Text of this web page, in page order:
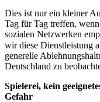
Dies ist nur ein kleiner
Tag für Tag treffen,
sozialen Netzwerken
wir diese Dienstleistung
generelle
Deutschland zu
Spielerei, kein
Gefahr